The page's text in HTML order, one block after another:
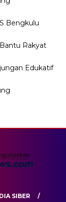
Bengkulu
Rakyat
Edukatif
SIBER